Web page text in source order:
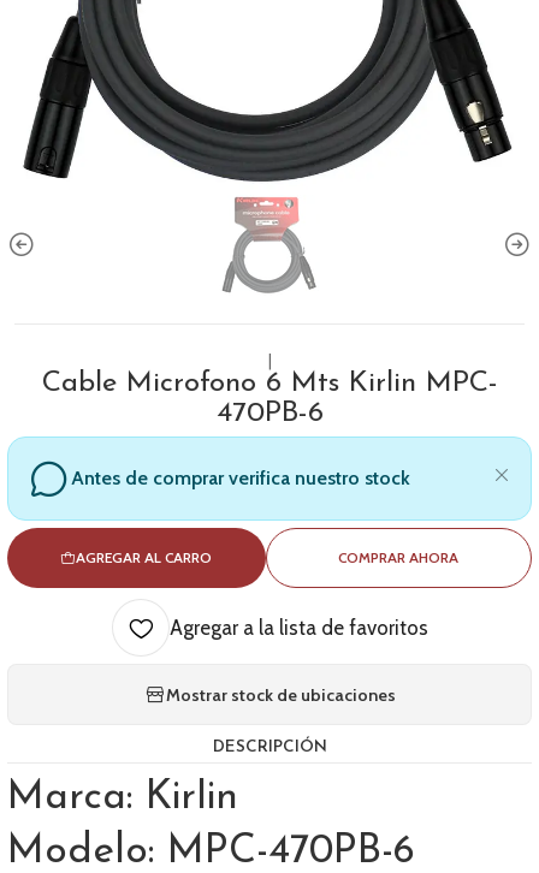
Cable Microfono 6 Mts Kirlin MPC-
470PB-6
Antes de comprar verifica nuestro stock
AGREGAR AL CARRO COMPRAR AHORA
Agregar a la lista de favoritos
Mostrar stock de ubicaciones
DESCRIPCIÓN
Marca: Kirlin
Modelo: MPC-470PB-6